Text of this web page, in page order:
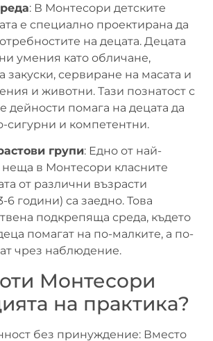
: В Монтесори детските
е специално проектирана да
на децата. Децата
умения като обличане,
закуски, сервиране на масата и
и животни. Тази познатост с
дейности помага на децата да
сигурни и компетентни.
групи: Едно от най-
неща в Монтесори класните
от различни възрасти
6 години) са заедно. Това
подкрепяща среда, където
помагат на по-малките, а по-
чрез наблюдение.
Монтесори
на практика?
без принуждение: Вместо